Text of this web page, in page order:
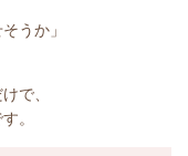
うか」
で、
。